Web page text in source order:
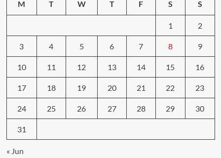
M T W T F S S
1 2
3 4 5 6 7 8 9
10 11 12 13 14 15 16
17 18 19 20 21 22 23
24 25 26 27 28 29 30
31
« Jun